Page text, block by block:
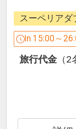
ン空間で、
ダードプラ
し、ゆった
なので、お
地元の人
りながら
想の旅を叶
スーペリアダ
In 15:00～
旅行代金 （